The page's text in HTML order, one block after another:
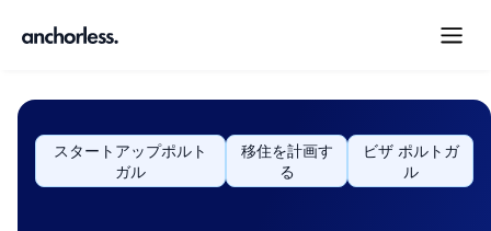
スタートアップポルト
ガル
移住を計画す
る
ビザ ポルトガ
ル